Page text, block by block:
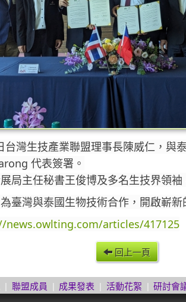
台灣生技產業聯盟理事長陳威仁，與
代表簽署。
局主任秘書王俊博及多名生技界領袖
臺灣與泰國生物技術合作，開啟嶄新
news.owlting.com/articles/417125
回上一頁
| 聯盟成員 | 成果發表 | 活動花絮 | 研討會